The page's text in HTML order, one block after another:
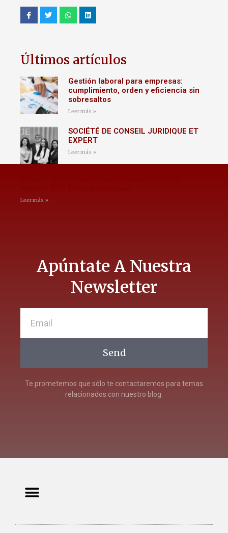
Últimos artículos
Gestión laboral para empresas:
cumplimiento, orden y eficiencia sin
sobresaltos
Leer más »
SOCIÉTÉ DE CONSEIL JURIDIQUE ET
EXPERT
Leer más »
Leer más »
Apúntate A Nuestra
Newsletter
Send
Te prometemos que sólo te contactaremos para temas
relacionados con nuestro blog.